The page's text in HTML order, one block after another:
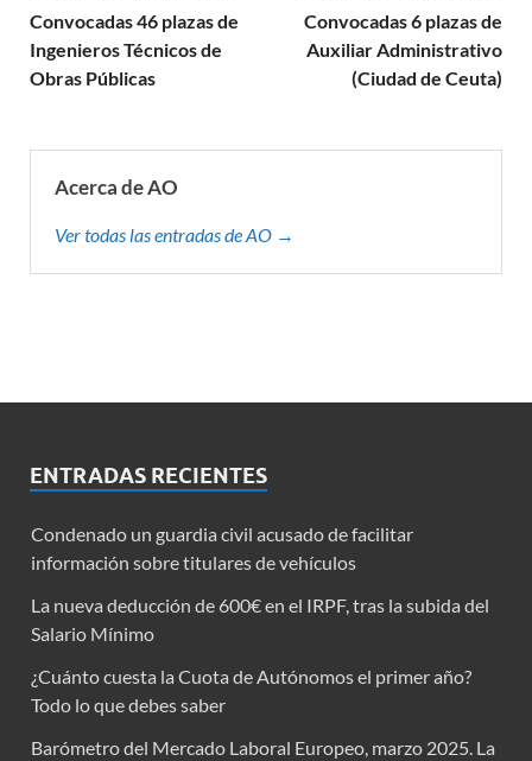
Convocadas 46 plazas de
Ingenieros Técnicos de
Obras Públicas
Convocadas 6 plazas de
Auxiliar Administrativo
(Ciudad de Ceuta)
Acerca de AO
Ver todas las entradas de AO →
ENTRADAS RECIENTES
Condenado un guardia civil acusado de facilitar
información sobre titulares de vehículos
La nueva deducción de 600€ en el IRPF, tras la subida del
Salario Mínimo
¿Cuánto cuesta la Cuota de Autónomos el primer año?
Todo lo que debes saber
Barómetro del Mercado Laboral Europeo, marzo 2025. La